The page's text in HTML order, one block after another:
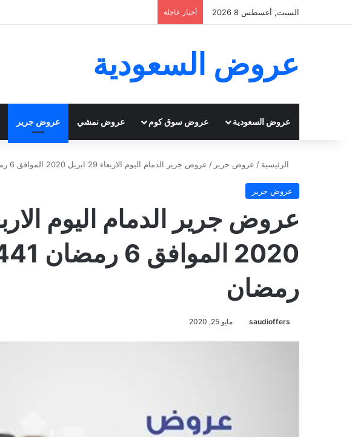
السبت, أغسطس 8 2026 أخبار عاجلة
عروض السعودية
عروض السعودية عروض سوق كوم عروض نمشي عروض جرير
الرئيسية / عروض جرير / عروض جرير الدمام اليوم الاربعاء 29 ابريل 2020 الموافق 6 رمضان 1441 عروض رمضان
عروض جرير
رمضان
saudioffers مايو 25, 2020